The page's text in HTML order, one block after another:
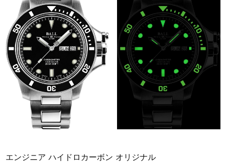
エンジニア ハイドロカーボン オリジナル